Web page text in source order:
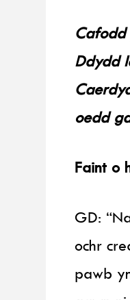
Cafodd
Ddydd
oedd
Faint o
GD:
ochr
pawb